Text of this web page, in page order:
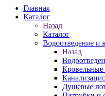
Главная
Каталог
Назад
Каталог
Водоотведение и
Назад
Кровельные
Душевые